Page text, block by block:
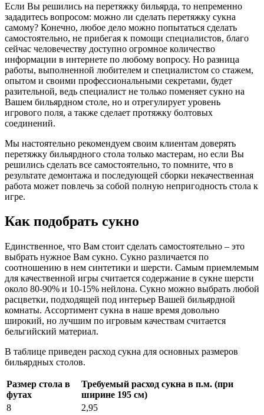
Если Вы решились на перетяжку бильярда, то непременно
зададитесь вопросом: можно ли сделать перетяжку сукна
самому? Конечно, любое дело можно попытаться сделать
самостоятельно, не прибегая к помощи специалистов, благо
сейчас человечеству доступно огромное количество
информации в интернете по любому вопросу. Но разница
работы, выполненной любителем и специалистом со стажем,
опытом и своими профессиональными секретами, будет
разительной, ведь специалист не только поменяет сукно на
Вашем бильярдном столе, но и отрегулирует уровень
игрового поля, а также сделает протяжку болтовых
соединений.
Мы настоятельно рекомендуем своим клиентам доверять
перетяжку бильярдного стола только мастерам, но если Вы
решились сделать все самостоятельно, то помните, что в
результате демонтажа и последующей сборки некачественная
работа может повлечь за собой полную непригодность стола к
игре.
Как подобрать сукно
Единственное, что Вам стоит сделать самостоятельно – это
выбрать нужное Вам сукно. Сукно различается по
соотношению в нем синтетики и шерсти. Самым приемлемым
для качественной игры считается содержание в сукне шерсти
около 80-90% и 10-15% нейлона. Сукно можно выбрать любой
расцветки, подходящей под интерьер Вашей бильярдной
комнаты. Ассортимент сукна в наше время довольно
широкий, но лучшим по игровым качествам считается
бельгийский материал.
В таблице приведен расход сукна для основных размеров
бильярдных столов.
Размер стола в
футах
Требуемый расход сукна в п.м. (при
ширине 195 см)
8
2,95